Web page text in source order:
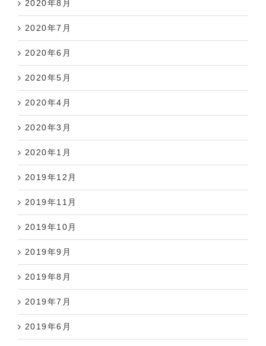
2020年8月
2020年7月
2020年6月
2020年5月
2020年4月
2020年3月
2020年1月
2019年12月
2019年11月
2019年10月
2019年9月
2019年8月
2019年7月
2019年6月